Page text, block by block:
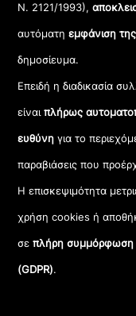
Ν. 2121/1993),
αυτόματηεμφάνιση
δημοσίευμα.
Επειδή η διαδικασία
είναιπλήρως
ευθύνη για το
παραβιάσεις που
Η επισκεψιμότητα
χρήση cookies ή
σεπλήρη συμμόρφωση
(GDPR).